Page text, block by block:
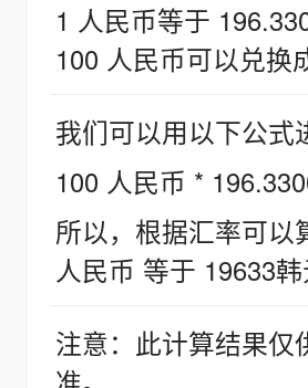
1 人民币等于
100 人民币可以兑换
我们可以用以下公式
100 人民币 *
所以，根据汇率可以
人民币 等于 19633
注意：此计算结果仅